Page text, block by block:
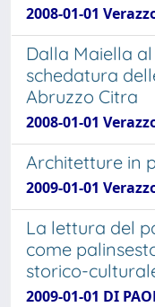
2008-01-01
Dalla Maiella
schedatura
Abruzzo Citra
2008-01-01
Architetture in
2009-01-01
La lettura del
come
storico-
2009-01-01 DI